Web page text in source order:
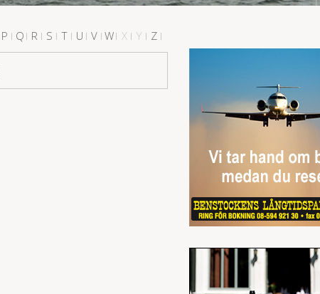
P Q R S T U V W X Y
Z